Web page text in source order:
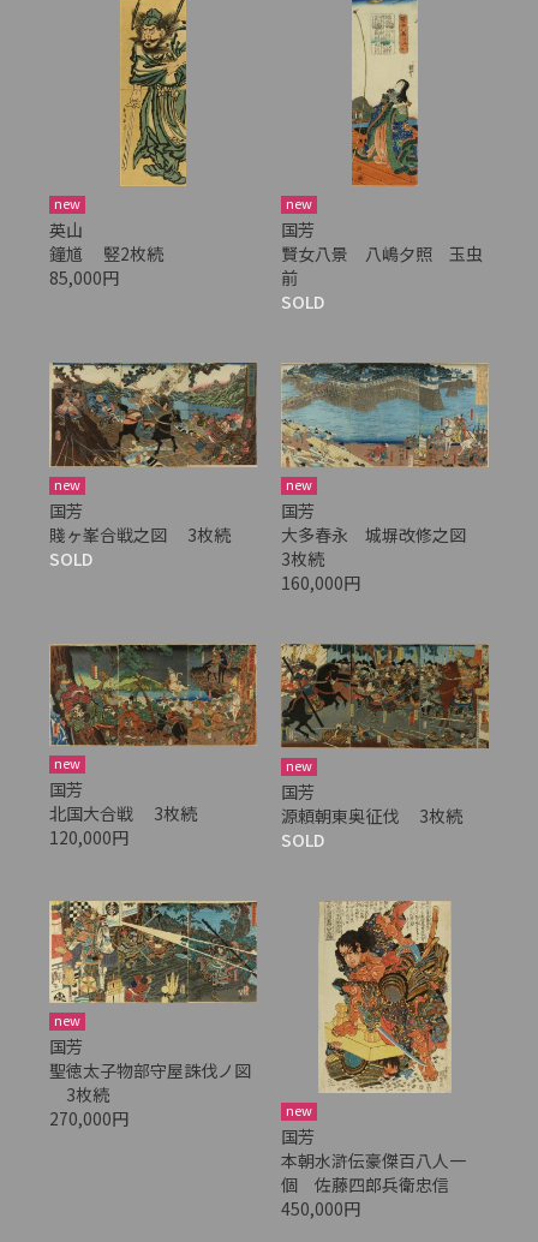
new
英山
鐘馗 竪2枚続
85,000円
new
国芳
賢女八景 八嶋夕照 玉虫
前
SOLD
new
国芳
賤ヶ峯合戦之図 3枚続
SOLD
new
国芳
大多春永 城塀改修之図
3枚続
160,000円
new
国芳
北国大合戦 3枚続
120,000円
new
国芳
源頼朝東奥征伐 3枚続
SOLD
new
国芳
聖徳太子物部守屋誅伐ノ図
3枚続
270,000円
new
国芳
本朝水滸伝豪傑百八人一
個 佐藤四郎兵衛忠信
450,000円